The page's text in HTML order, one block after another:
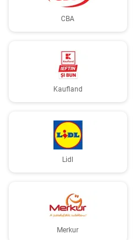
CBA
Kaufland
Lidl
Merkur